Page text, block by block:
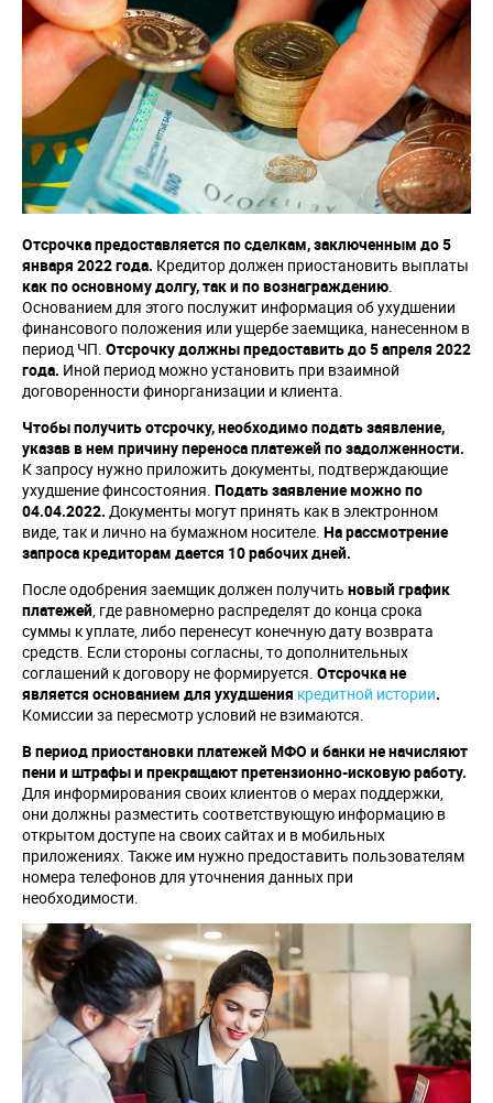
Отсрочка предоставляется по сделкам, заключенным до 5
января 2022 года. Кредитор должен приостановить выплаты
как по основному долгу, так и по вознаграждению
Основанием для этого послужит информация об ухудшении
финансового положения или ущербе заемщика, нанесенном в
период ЧП. Отсрочку должны предоставить до 5 апреля 2022
года. Иной период можно установить при взаимной
договоренности финорганизации и клиента.
Чтобы получить отсрочку, необходимо подать заявление,
указав в нем причину переноса платежей по задолженности.
К запросу нужно приложить документы, подтверждающие
ухудшение финсостояния. Подать заявление можно по
04.04.2022. Документы могут принять как в электронном
виде, так и лично на бумажном носителе. На рассмотрение
запроса кредиторам дается 10 рабочих дней.
После одобрения заемщик должен получить новый график
платежей , где равномерно распределят до конца срока
суммы к уплате, либо перенесут конечную дату возврата
средств. Если стороны согласны, то дополнительных
соглашений к договору не формируется. Отсрочка не
является основанием для ухудшения кредитной истории.
Комиссии за пересмотр условий не взимаются.
В период приостановки платежей МФО и банки не начисляют
пени и штрафы и прекращают претензионно-исковую работу.
Для информирования своих клиентов о мерах поддержки,
они должны разместить соответствующую информацию в
открытом доступе на своих сайтах и в мобильных
приложениях. Также им нужно предоставить пользователям
номера телефонов для уточнения данных при
необходимости.